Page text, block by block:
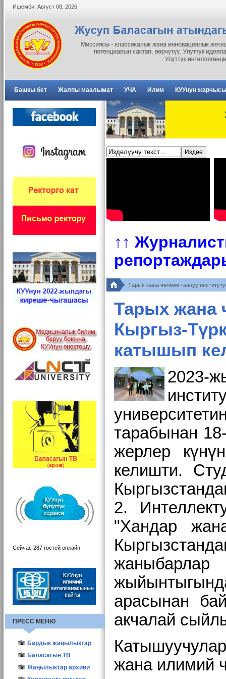
Ишемби Август 08 2026
Башкы бет Жалпы маалымат УЧА Илим КУУнун жарчысы
↑↑
Тарых жана чөлкөм таануу
Тарых жана
Кыргыз-
катышып
2023-
тарабынан
жерлер
келишти.
2.
"Хандар
арасынан
акчалай
жана илимий
Сейчас 287 гостей онлайн
ПРЕСС МЕНЮ
Бардык жаңылыктар
КУУнун жаңылыктары
Түзүм жаңылыктары
Баласагын ТВ
Жаңылыктар архиви